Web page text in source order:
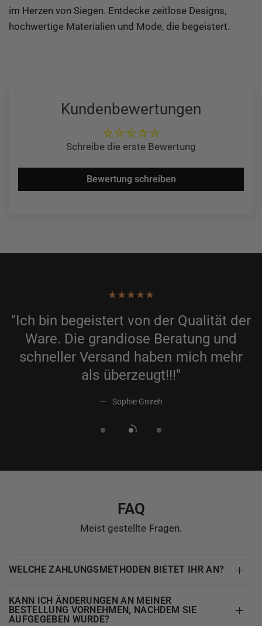
im Herzen von Siegen. Entdecke zeitlose Designs,
hochwertige Materialien und Mode, die begeistert.
Kundenbewertungen
Schreibe die erste Bewertung
Bewertung schreiben
"Ich bin begeistert von der Qualität der
Ware. Die grandiose Beratung und
schneller Versand haben mich mehr
als überzeugt!!!"
Sophie Gnireh
FAQ
Meist gestellte Fragen.
WELCHE ZAHLUNGSMETHODEN BIETET IHR AN?
KANN ICH ÄNDERUNGEN AN MEINER
BESTELLUNG VORNEHMEN, NACHDEM SIE
AUFGEGEBEN WURDE?